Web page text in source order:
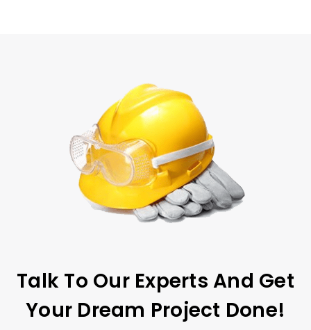
Talk To Our Experts And Get
Your Dream Project Done!